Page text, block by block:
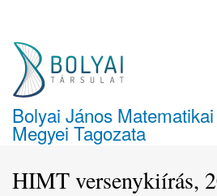
fiók
menüje
Bolyai János
Megyei Tagozata
HIMT versenykiírás,